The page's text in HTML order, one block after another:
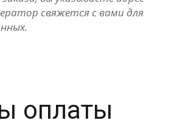
свяжется с вами для
оплаты